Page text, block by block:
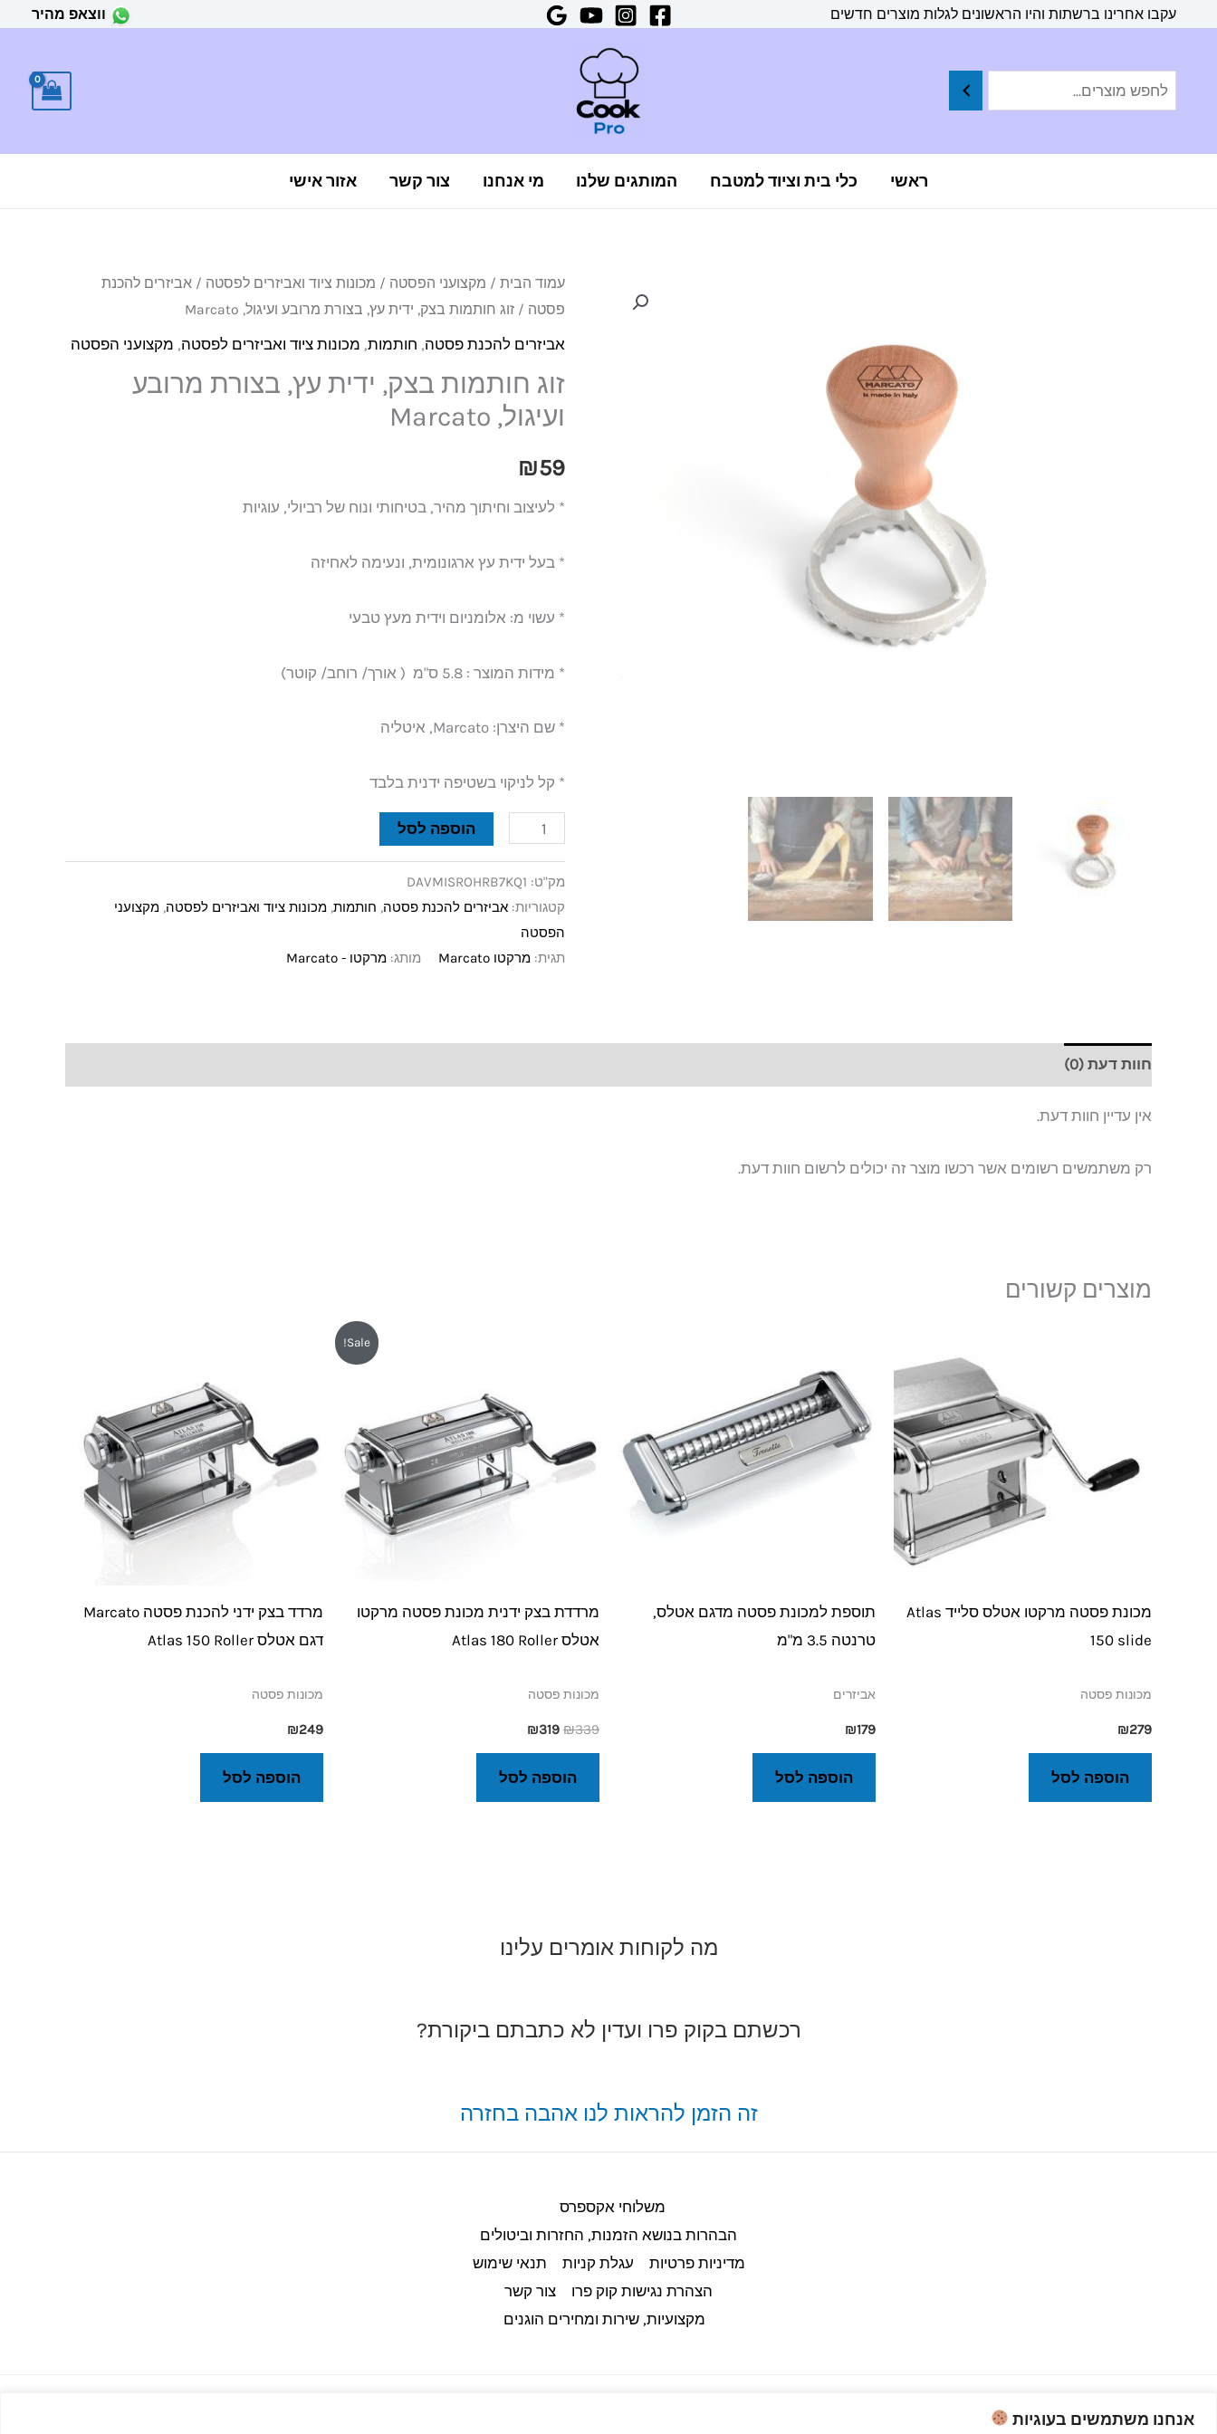
אנחנו משתמשים בעוגיות
עקבו אחרינו ברשתות והיו הראשונים לגלות מוצרים חדשים ווצאפ מהיר
ראשי כלי בית וציוד למטבח המותגים שלנו מי אנחנו צור קשר אזור אישי
עמוד הבית / מקצועני הפסטה / מכונות ציוד ואביזרים לפסטה / אביזרים להכנת
פסטה / זוג חותמות בצק, ידית עץ, בצורת מרובע ועיגול, Marcato
אביזרים להכנת פסטה, חותמות, מכונות ציוד ואביזרים לפסטה, מקצועני הפסטה
זוג חותמות בצק, ידית עץ, בצורת מרובע
ועיגול, Marcato
₪59
* לעיצוב וחיתוך מהיר, בטיחותי ונוח של רביולי, עוגיות
* בעל ידית עץ ארגונומית, ונעימה לאחיזה
* עשוי מ: אלומניום וידית מעץ טבעי
* מידות המוצר : 5.8 ס"מ ( אורך/ רוחב/ קוטר)
* שם היצרן: Marcato, איטליה
* קל לניקוי בשטיפה ידנית בלבד
כמות
של
זוג
בצק,
ידית
בצורת
מרובע
Marcato
הוספה לסל
מק"ט: DAVMISROHRB7KQ1
קטגוריות: אביזרים להכנת פסטה, חותמות, מכונות ציוד ואביזרים לפסטה, מקצועני
הפסטה
תגית: מרקטו Marcato מותג: מרקטו - Marcato
חוות דעת (0)
אין עדיין חוות דעת.
רק משתמשים רשומים אשר רכשו מוצר זה יכולים לרשום חוות דעת.
מוצרים קשורים
מכונת פסטה מרקטו אטלס סלייד Atlas
150 slide
מכונות פסטה
₪279
הוספה לסל
תוספת למכונת פסטה מדגם אטלס,
טרנטה 3.5 מ"מ
אביזרים
₪179
הוספה לסל
Sale!
מרדדת בצק ידנית מכונת פסטה מרקטו
אטלס Atlas 180 Roller
מכונות פסטה
₪339
₪319
הוספה לסל
מרדד בצק ידני להכנת פסטה Marcato
דגם אטלס Atlas 150 Roller
מכונות פסטה
₪249
הוספה לסל
מה לקוחות אומרים עלינו
רכשתם בקוק פרו ועדין לא כתבתם ביקורת?
זה הזמן להראות לנו אהבה בחזרה
משלוחי אקספרס
הבהרות בנושא הזמנות, החזרות וביטולים​
מדיניות פרטיות
עגלת קניות
תנאי שימוש
הצהרת נגישות קוק פרו
צור קשר
מקצועיות, שירות ומחירים הוגנים